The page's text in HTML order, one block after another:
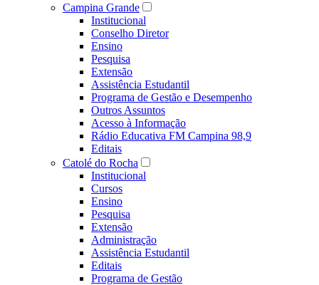
Campina Grande
Institucional
Conselho Diretor
Ensino
Pesquisa
Extensão
Assistência Estudantil
Programa de Gestão e Desempenho
Outros Assuntos
Acesso à Informação
Rádio Educativa FM Campina 98,9
Editais
Catolé do Rocha
Institucional
Cursos
Ensino
Pesquisa
Extensão
Administração
Assistência Estudantil
Editais
Programa de Gestão